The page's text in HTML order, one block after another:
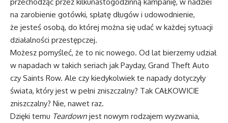
na zarobienie gotówki, spłatę długów i udowodnienie,
że jesteś osobą, do której można się udać w każdej sytuacji
działalności przestępczej.
Możesz pomyśleć, że to nic nowego. Od lat bierzemy udział
w napadach w takich seriach jak Payday, Grand Theft Auto
czy Saints Row. Ale czy kiedykolwiek te napady dotyczyły
świata, który jest w pełni zniszczalny? Tak CAŁKOWICIE
zniszczalny? Nie, nawet raz.
Dzięki temu Teardown jest nowym rodzajem wyzwania,